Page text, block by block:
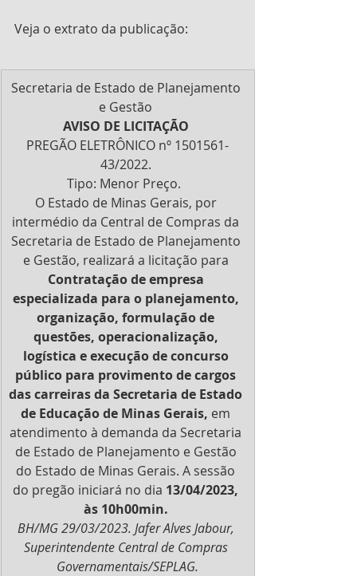
Veja o extrato da publicação:
Secretaria de Estado de Planejamento
e Gestão
AVISO DE LICITAÇÃO
PREGÃO ELETRÔNICO nº 1501561-
43/2022.
Tipo: Menor Preço.
O Estado de Minas Gerais, por
intermédio da Central de Compras da
Secretaria de Estado de Planejamento
e Gestão, realizará a licitação para
Contratação de empresa
especializada para o planejamento,
organização, formulação de
questões, operacionalização,
logística e execução de concurso
público para provimento de cargos
das carreiras da Secretaria de Estado
de Educação de Minas Gerais, em
atendimento à demanda da Secretaria
de Estado de Planejamento e Gestão
do Estado de Minas Gerais. A sessão
do pregão iniciará no dia 13/04/2023,
às 10h00min.
BH/MG 29/03/2023. Jafer Alves Jabour,
Superintendente Central de Compras
Governamentais/SEPLAG.